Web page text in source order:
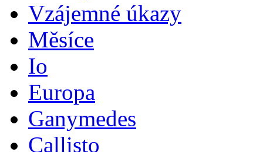
Vzájemné úkazy
Měsíce
Io
Europa
Ganymedes
Callisto